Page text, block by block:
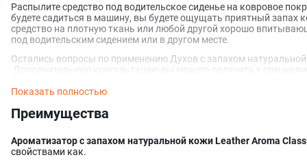
позволит убедиться в отсутствии нежелательных реакций и
вашем комфорте и безопасности, поэтому настоятельно
важные рекомендации.
Распылите средство под водительское сиденье на ковровое
будете садиться в машину, вы будете ощущать приятный запах
средство на плотную ткань или любой другой хорошо
под водительским сидением или в другом месте.
Остались вопросы по применению Духов с запахом
Дополнительную консультацию вы можете получить у
Показать полностью
Преимущества
Ароматизатор с запахом натуральной кожи Leather Aroma
свойствами как.